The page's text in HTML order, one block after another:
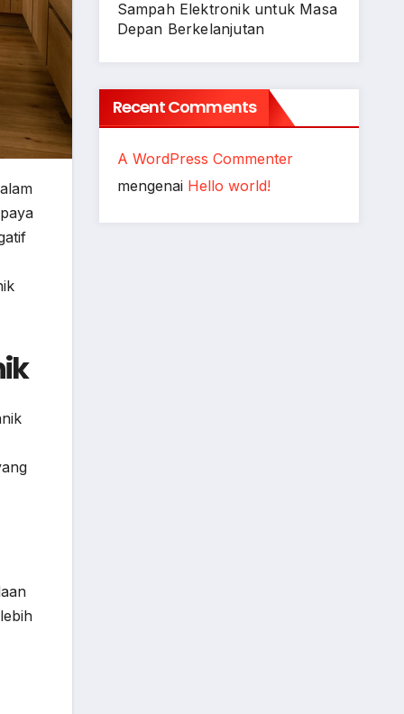
Sampah Elektronik untuk Masa
Depan Berkelanjutan
Recent Comments
A WordPress Commenter
mengenai Hello world!